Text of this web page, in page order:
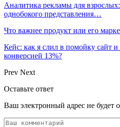
Аналитика рекламы для
однобокого представления…
Что важнее продукт или его
Кейс: как я слил в помойку сайт и
конверсией 13%?
Prev Next
Оставьте ответ
Ваш электронный адрес не будет